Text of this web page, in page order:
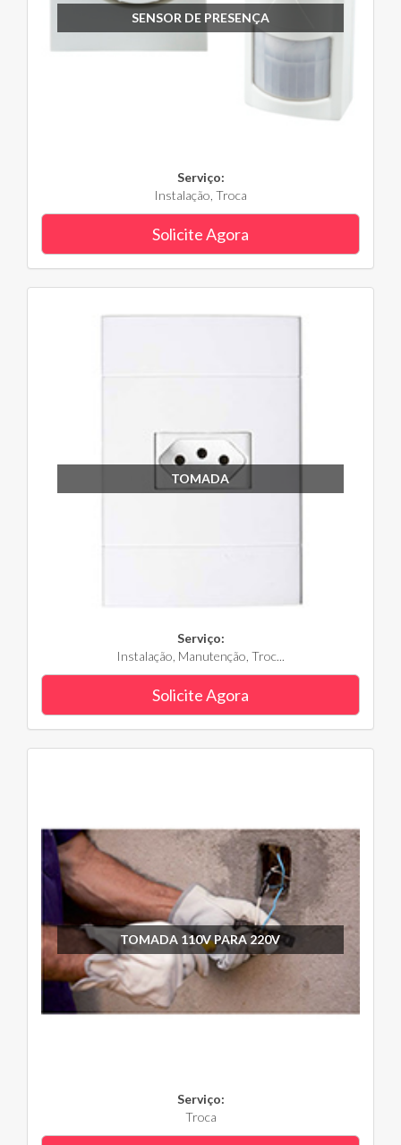
SENSOR DE PRESENÇA
Serviço:
Instalação, Troca
Solicite Agora
TOMADA
Serviço:
Instalação, Manutenção, Troc...
Solicite Agora
TOMADA 110V PARA 220V
Serviço:
Troca